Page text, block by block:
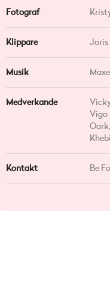
Fotograf
Klippare
Musik
Medverkande
Vigo
Kontakt Be